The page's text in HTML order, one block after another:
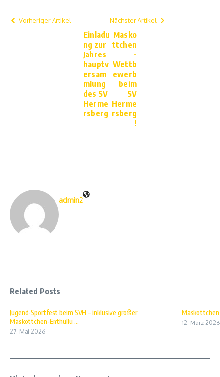
Vorheriger Artikel
Einladu
ng zur
Jahres
hauptv
ersam
mlung
des SV
Herme
rsberg
Nächster Artikel
Masko
ttchen
-
Wettb
ewerb
beim
SV
Herme
rsberg
!
admin2
Related Posts
Jugend-Sportfest beim SVH – inklusive großer
Maskottchen-Enthüllu ...
27. Mai 2026
12. März 2026